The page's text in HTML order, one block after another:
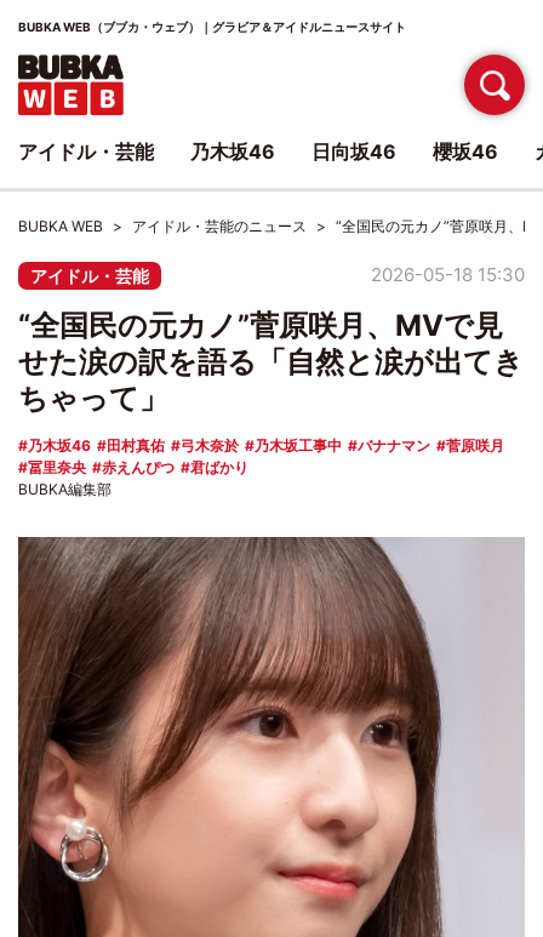
BUBKA WEB（ブブカ・ウェブ）｜グラビア＆アイドルニュースサイト
BUBKA WEB アイドル・芸能のニュース “全国民の元カノ”菅原咲月、
アイドル・芸能 2026-05-18 15:30
“全国民の元カノ”菅原咲月、MVで見
せた涙の訳を語る「自然と涙が出てき
ちゃって」
乃木坂46 田村真佑 弓木奈於 乃木坂工事中 バナナマン
菅原咲月
冨里奈央
赤えんぴつ
君ばかり
BUBKA編集部
アイドル・芸能 乃木坂46 日向坂46 櫻坂46